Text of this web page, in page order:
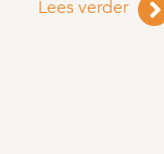
Lees verder